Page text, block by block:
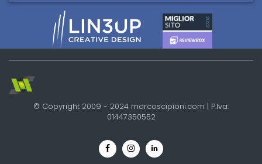
© Copyright 2009 - 2024 marcoscipioni.com | P.Iva:
01447350552